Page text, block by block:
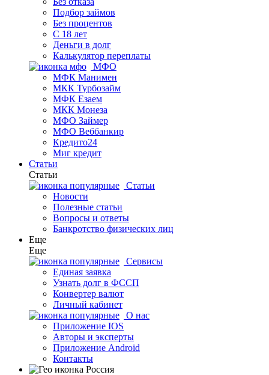
Подбор займов
Без процентов
С 18 лет
Деньги в долг
Калькулятор переплаты
МФО
МФК Манимен
МКК Турбозайм
МФК Езаем
МКК Монеза
МФО Займер
МФО Веббанкир
Кредито24
Миг кредит
Статьи
Статьи
Статьи
Новости
Полезные статьи
Вопросы и ответы
Банкротство физических лиц
Еще
Еще
Сервисы
Единая заявка
Узнать долг в ФССП
Конвертер валют
Личный кабинет
О нас
Приложение IOS
Авторы и эксперты
Приложение Android
Контакты
Россия